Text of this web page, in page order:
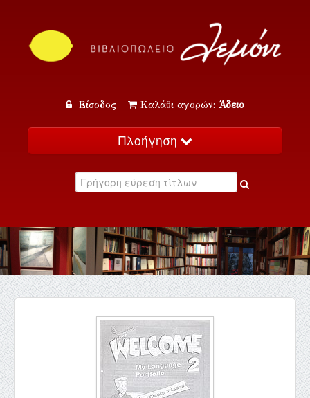
Είσοδος Καλάθι αγορών: Άδειο
Πλοήγηση
Κατάλογος
Εκδηλώσεις
Επικοινωνία